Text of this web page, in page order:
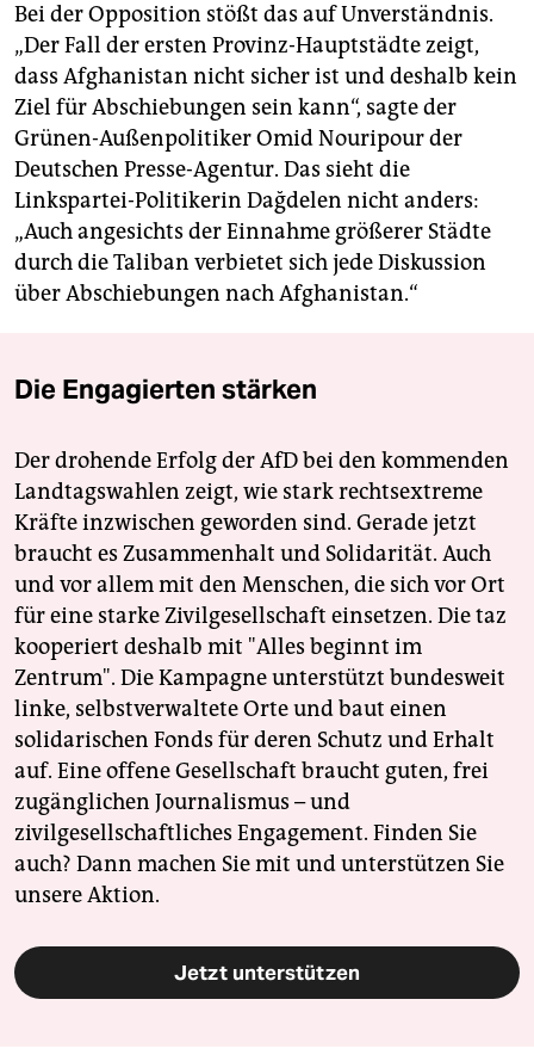
Bei der Opposition stößt das auf Unverständnis.
„Der Fall der ersten Provinz-Hauptstädte zeigt,
dass Afghanistan nicht sicher ist und deshalb kein
Ziel für Abschiebungen sein kann“, sagte der
Grünen-Außenpolitiker Omid Nouripour der
Deutschen Presse-Agentur. Das sieht die
Linkspartei-Politikerin Dağdelen nicht anders:
„Auch angesichts der Einnahme größerer Städte
durch die Taliban verbietet sich jede Diskussion
über Abschiebungen nach Afghanistan.“
Die Engagierten stärken
Der drohende Erfolg der AfD bei den kommenden
Landtagswahlen zeigt, wie stark rechtsextreme
Kräfte inzwischen geworden sind. Gerade jetzt
braucht es Zusammenhalt und Solidarität. Auch
und vor allem mit den Menschen, die sich vor Ort
für eine starke Zivilgesellschaft einsetzen. Die taz
kooperiert deshalb mit "Alles beginnt im
Zentrum". Die Kampagne unterstützt bundesweit
linke, selbstverwaltete Orte und baut einen
solidarischen Fonds für deren Schutz und Erhalt
auf. Eine offene Gesellschaft braucht guten, frei
zugänglichen Journalismus – und
zivilgesellschaftliches Engagement. Finden Sie
auch? Dann machen Sie mit und unterstützen Sie
unsere Aktion.
Jetzt unterstützen